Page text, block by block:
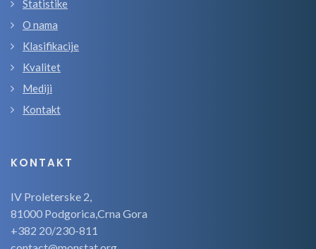
Statistike
O nama
Klasifikacije
Kvalitet
Mediji
Kontakt
KONTAKT
IV Proleterske 2,
81000 Podgorica,Crna Gora
+382 20/230-811